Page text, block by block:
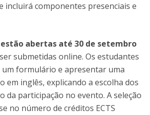
incluirá componentes presenciais e
abertas até 30 de setembro
submetidas online. Os estudantes
formulário e apresentar uma
em inglês, explicando a escolha dos
da participação no evento. A seleção
no número de créditos ECTS